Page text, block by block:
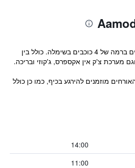
כפר הנופש מציע אירוח נעים ברמה של 4 כוכבים בשימלה. כולל בין
מערכת צ'ק אין אקספרס, ג'קוזי ובריכה.
מוזמנים להירגע בכיף, כמו כן כולל
14:00
11:00